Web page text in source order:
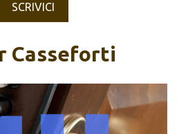
SCRIVICI
Casseforti